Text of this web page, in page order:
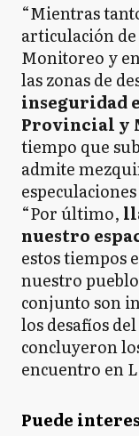
“Mientras
articulación
Monitoreo y
las zonas de
inseguridad
Provincial y
tiempo que
admite
“Por último,
nuestro
estos tiempos
nuestro
conjunto son
los desafíos
concluyeron
encuentro en
Puede